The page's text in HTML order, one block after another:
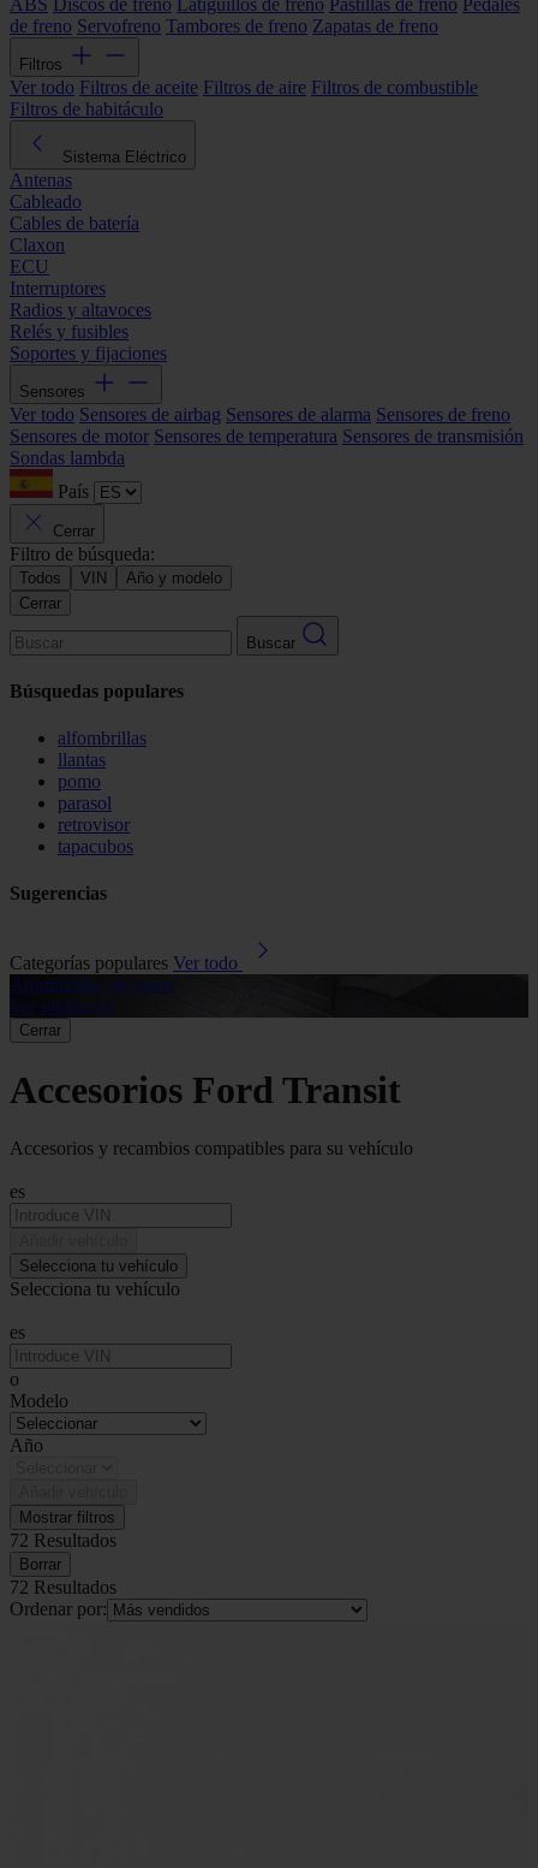
de freno Servofreno Tambores de freno Zapatas de freno
Filtros
Ver todo Filtros de aceite Filtros de aire Filtros de combustible
Filtros de habitáculo
Sistema Eléctrico
Antenas
Cableado
Cables de batería
Claxon
ECU
Interruptores
Radios y altavoces
Relés y fusibles
Soportes y fijaciones
Sensores
Ver todo Sensores de airbag Sensores de alarma Sensores de freno
Sensores de motor Sensores de temperatura Sensores de transmisión
Sondas lambda
País
Cerrar
Filtro de búsqueda:
Todos VIN
Año y modelo
Cerrar
Buscar
Búsquedas populares
alfombrillas
llantas
pomo
parasol
retrovisor
tapacubos
Sugerencias
Categorías populares Ver todo
Alfombrillas de goma
Ver productos
Cerrar
Accesorios Ford Transit
Accesorios y recambios compatibles para su vehículo
es
Selecciona tu vehículo
Selecciona tu vehículo
es
o
Modelo
Año
Mostrar filtros
72 Resultados
Borrar
72 Resultados
Ordenar por: